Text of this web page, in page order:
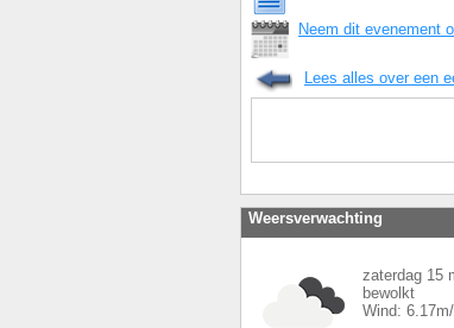
Neem dit evenement
Lees alles over een
Weersverwachting
zaterdag 15
bewolkt
Wind: 6.17